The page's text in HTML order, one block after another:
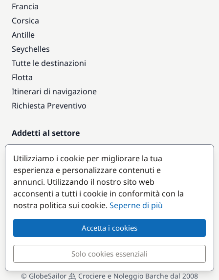
Francia
Corsica
Antille
Seychelles
Tutte le destinazioni
Flotta
Itinerari di navigazione
Richiesta Preventivo
Addetti al settore
Accesso armatori
Diventare partner
Destinazioni popolari
© GlobeSailor Crociere e Noleggio Barche dal 2008
Utilizziamo i cookie per migliorare la tua
esperienza e personalizzare contenuti e
annunci. Utilizzando il nostro sito web
acconsenti a tutti i cookie in conformità con la
nostra politica sui cookie. Seperne di più
Accetta i cookies
Solo cookies essenziali